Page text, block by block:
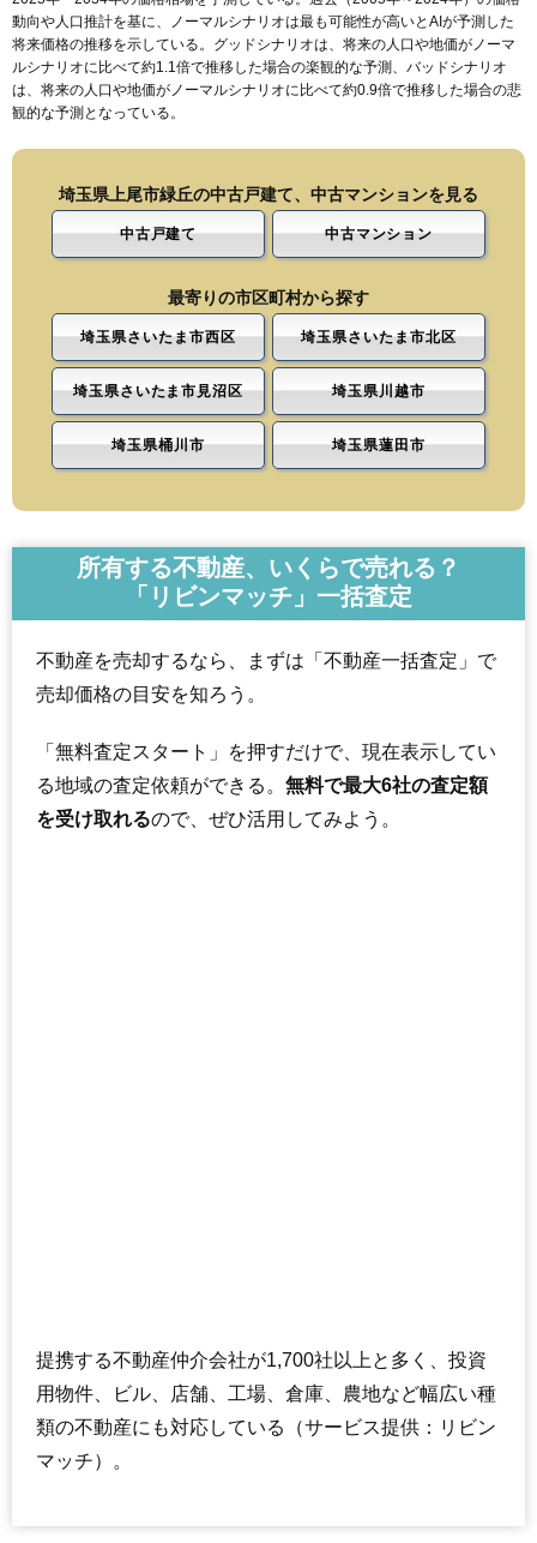
動向や人口推計を基に、ノーマルシナリオは最も可能性が高いとAIが予測した
将来価格の推移を示している。グッドシナリオは、将来の人口や地価がノーマ
ルシナリオに比べて約1.1倍で推移した場合の楽観的な予測、バッドシナリオ
は、将来の人口や地価がノーマルシナリオに比べて約0.9倍で推移した場合の悲
観的な予測となっている。
埼玉県上尾市緑丘の中古戸建て、中古マンションを見る
中古戸建て 中古マンション
最寄りの市区町村から探す
埼玉県さいたま市西区 埼玉県さいたま市北区
埼玉県さいたま市見沼区 埼玉県川越市
埼玉県桶川市 埼玉県蓮田市
所有する不動産、いくらで売れる？
「リビンマッチ」一括査定
不動産を売却するなら、まずは「不動産一括査定」で
売却価格の目安を知ろう。
「無料査定スタート」を押すだけで、現在表示してい
る地域の査定依頼ができる。 無料で最大6社の査定額
を受け取れるので、ぜひ活用してみよう。
提携する不動産仲介会社が1,700社以上と多く、投資
用物件、ビル、店舗、工場、倉庫、農地など幅広い種
類の不動産にも対応している（サービス提供：リビン
マッチ）。